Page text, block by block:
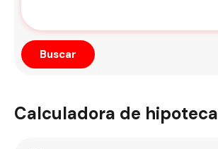
Calculadora de hipoteca